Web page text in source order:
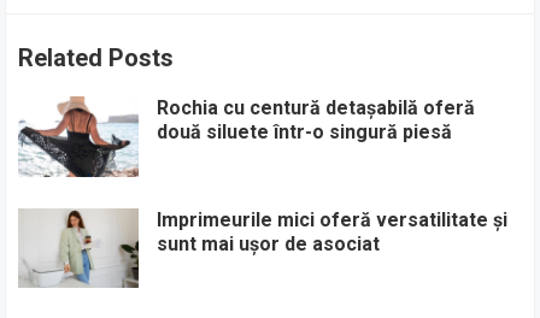
Related Posts
Rochia cu centură detașabilă oferă
două siluete într-o singură piesă
Imprimeurile mici oferă versatilitate și
sunt mai ușor de asociat